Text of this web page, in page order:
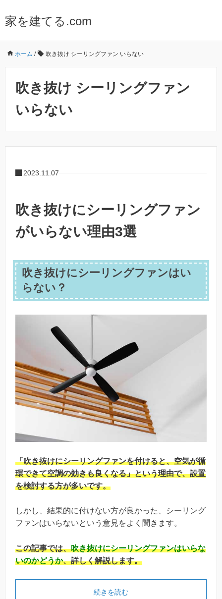
家を建てる.com
ホーム / 吹き抜け シーリングファン いらない
吹き抜け シーリングファン
いらない
2023.11.07
吹き抜けにシーリングファン
がいらない理由3選
吹き抜けにシーリングファンはい
らない？
「吹き抜けにシーリングファンを付けると、空気が循
環できて空調の効きも良くなる」という理由で、設置
を検討する方が多いです。
しかし、結果的に付けない方が良かった、シーリング
ファンはいらないという意見をよく聞きます。
この記事では、吹き抜けにシーリングファンはいらな
いのかどうか、詳しく解説します。
続きを読む